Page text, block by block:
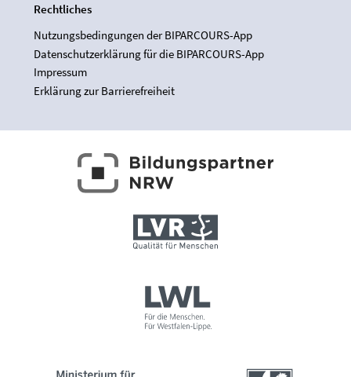
Rechtliches
Nutzungsbedingungen der BIPARCOURS-App
Datenschutzerklärung für die BIPARCOURS-App
Impressum
Erklärung zur Barrierefreiheit